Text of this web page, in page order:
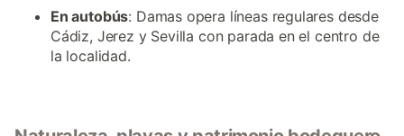
En autobús: Damas opera líneas regulares desde
Cádiz, Jerez y Sevilla con parada en el centro de
la localidad.